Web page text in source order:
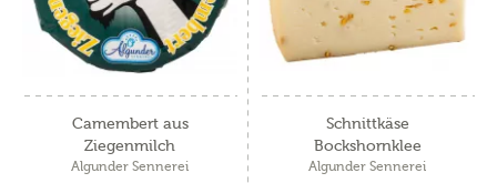
Camembert aus
Ziegenmilch
Algunder Sennerei
Schnittkäse
Bockshornklee
Algunder Sennerei